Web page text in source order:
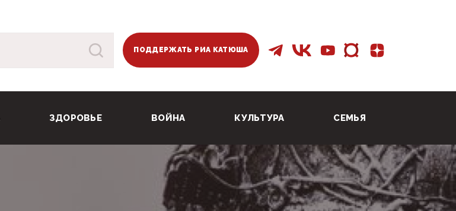
ПОДДЕРЖАТЬ РИА КАТЮША
ЗДОРОВЬЕ ВОЙНА КУЛЬТУРА СЕМЬЯ